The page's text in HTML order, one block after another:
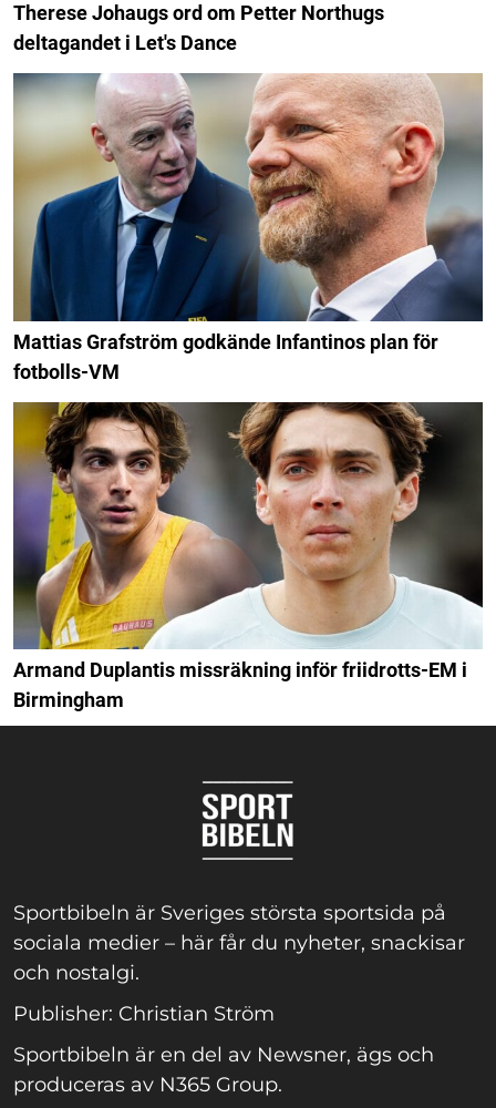
Therese Johaugs ord om Petter Northugs
deltagandet i Let's Dance
Mattias Grafström godkände Infantinos plan för
fotbolls-VM
Armand Duplantis missräkning inför friidrotts-EM i
Birmingham
Sportbibeln är Sveriges största sportsida på
sociala medier – här får du nyheter, snackisar
och nostalgi.
Publisher: Christian Ström
Sportbibeln är en del av Newsner, ägs och
produceras av N365 Group.